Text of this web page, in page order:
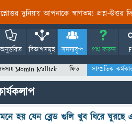
দুনিয়ায় আপনাকে স্বাগতম! প্রশ্ন-উত্তর
অনুত্তরিত বিভাগসমূহ সদস্যবৃন্দ প্রশ্ন করুন
Momin Mallick ফিড সাম্প্রতিক
হয় যেন ব্লেড গুলি খুব ধিরে ঘুরছে